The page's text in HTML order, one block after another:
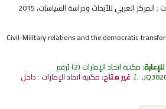
: المركز العربي للأبحاث ودراسة السياسات، 2015
Civil-Military relations and the democratic
مكتبة اتحاد الإمارات (2) رقم
.غير متاح: مكتبة اتحاد الإمارات : داخل